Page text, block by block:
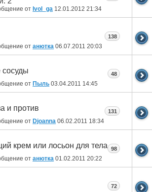
от Ivol_ga 12.01.2012 21:34
от анютка 06.07.2011 20:03
138
от Пыль 03.04.2011 14:45
48
и против
от Djoanna 06.02.2011 18:34
131
крем или лосьон для тела
от анютка 01.02.2011 20:22
98
72